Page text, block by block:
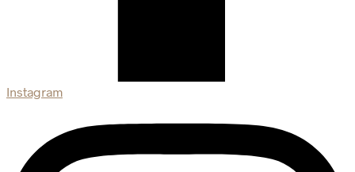
Instagram